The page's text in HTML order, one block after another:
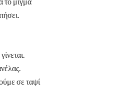
σε ταψί